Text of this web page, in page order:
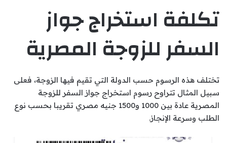
تكلفة استخراج جواز
السفر للزوجة المصرية
تختلف هذه الرسوم حسب الدولة التي تقيم فيها الزوجة، فعلى
سبيل المثال تتراوح رسوم استخراج جواز السفر للزوجة
المصرية عادة بين 1000 و1500 جنيه مصري تقريبا بحسب نوع
الطلب وسرعة الإنجاز.